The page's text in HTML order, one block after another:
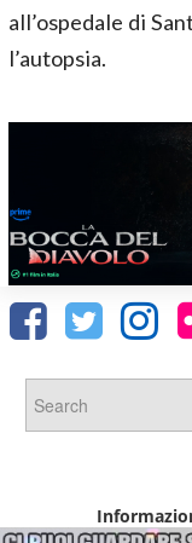
all’ospedale di
l’autopsia.